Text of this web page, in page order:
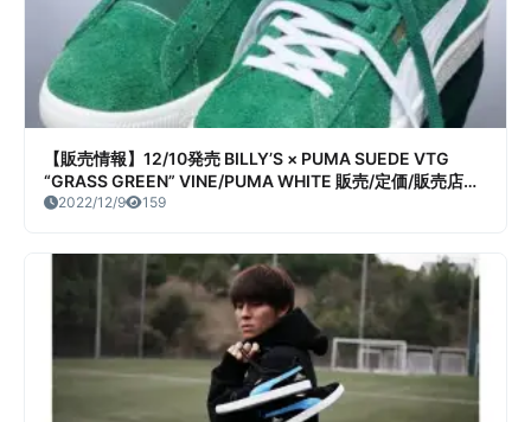
【販売情報】12/10発売 BILLY’S × PUMA SUEDE VTG
“GRASS GREEN” VINE/PUMA WHITE 販売/定価/販売店舗
まとめ
2022/12/9 159